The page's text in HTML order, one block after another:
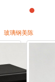
玻璃钢美陈